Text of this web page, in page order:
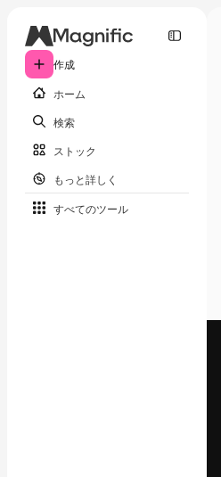
作成
ホーム
検索
ストック
もっと詳しく
すべてのツール